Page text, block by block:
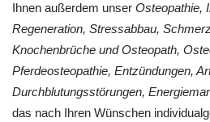
Ihnen außerdem unser Osteopathie,
Regeneration, Stressabbau,
Knochenbrüche und Osteopath,
Pferdeosteopathie, Entzündungen,
Durchblutungsstörungen,
das nach Ihren Wünschen